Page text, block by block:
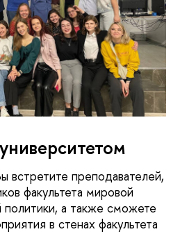
встретите преподавателей,
факультета мировой
а также сможете
в стенах факультета